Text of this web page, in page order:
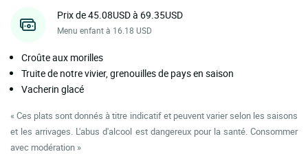
Prix de 45.08USD à 69.35USD
Menu enfant à 16.18 USD
Croûte aux morilles
Truite de notre vivier, grenouilles de pays en saison
Vacherin glacé
« Ces plats sont donnés à titre indicatif et peuvent varier selon les saisons
et les arrivages. L'abus d'alcool est dangereux pour la santé. Consommer
avec modération »